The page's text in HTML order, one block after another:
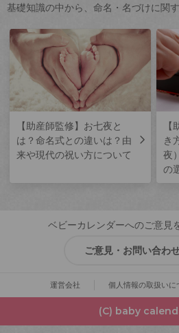
基礎知識の中から、命名・名づけに関
【助産師監修】お七夜と
は？命名式との違いは？由
来や現代の祝い方について
き
夜
の
ベビーカレンダーへのご意見
ご意見・お問い合わ
運営会社 個人情報の取扱いに
(C) baby